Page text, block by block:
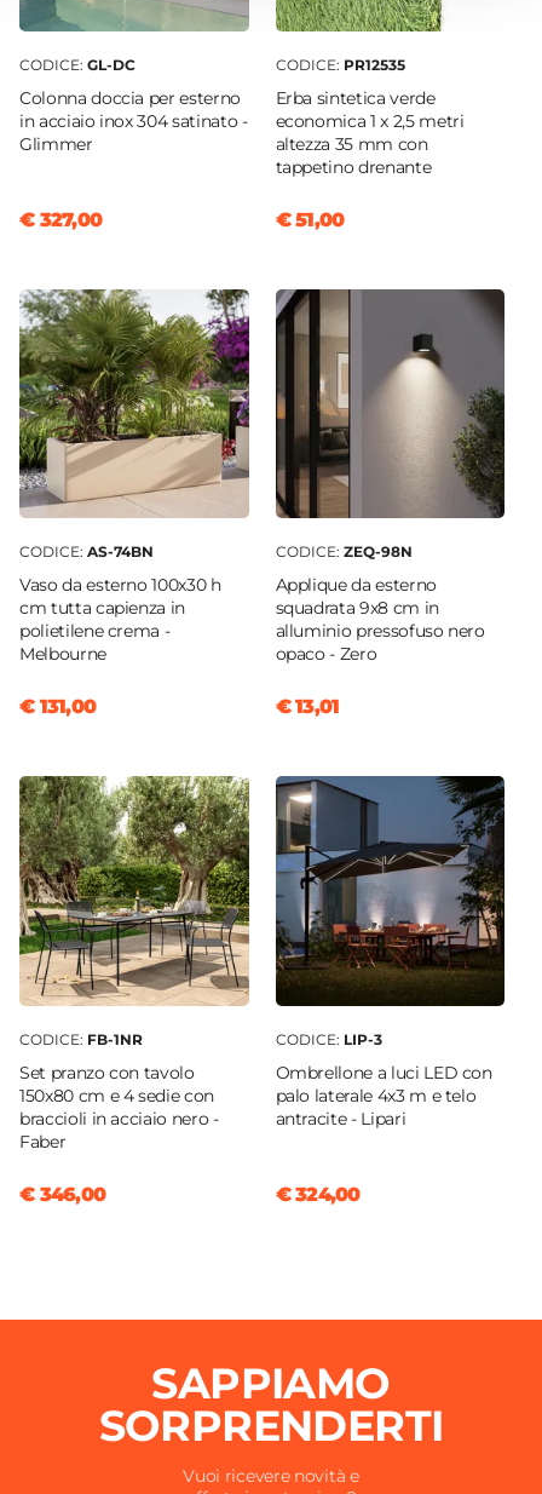
CODICE: GL-DC
Colonna doccia per esterno
in acciaio inox 304 satinato -
Glimmer
€ 327,00
CODICE: PR12535
Erba sintetica verde
economica 1 x 2,5 metri
altezza 35 mm con
tappetino drenante
€ 51,00
CODICE: AS-74BN
Vaso da esterno 100x30 h
cm tutta capienza in
polietilene crema -
Melbourne
€ 131,00
CODICE: ZEQ-98N
Applique da esterno
squadrata 9x8 cm in
alluminio pressofuso nero
opaco - Zero
€ 13,01
CODICE: FB-1NR
Set pranzo con tavolo
150x80 cm e 4 sedie con
braccioli in acciaio nero -
Faber
€ 346,00
CODICE: LIP-3
Ombrellone a luci LED con
palo laterale 4x3 m e telo
antracite - Lipari
€ 324,00
SAPPIAMO
SORPRENDERTI
Vuoi ricevere novità e